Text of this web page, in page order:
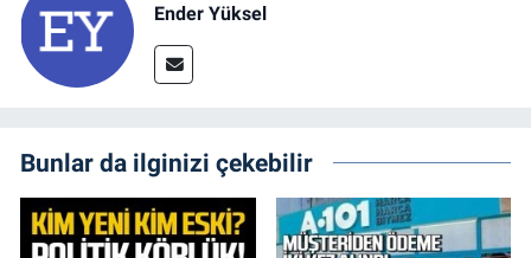
Ender Yüksel
Bunlar da ilginizi çekebilir